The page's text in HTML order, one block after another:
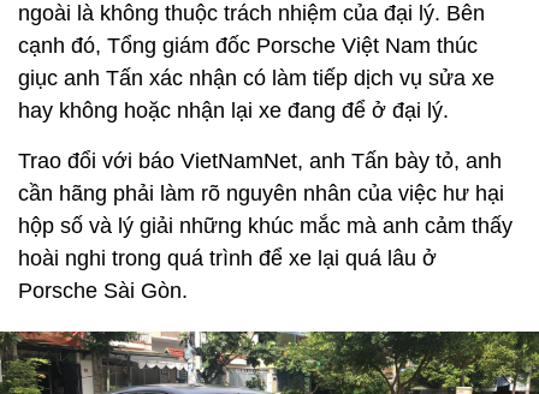
ngoài là không thuộc trách nhiệm của đại lý. Bên
cạnh đó, Tổng giám đốc Porsche Việt Nam thúc
giục anh Tấn xác nhận có làm tiếp dịch vụ sửa xe
hay không hoặc nhận lại xe đang để ở đại lý.
Trao đổi với báo VietNamNet, anh Tấn bày tỏ, anh
cần hãng phải làm rõ nguyên nhân của việc hư hại
hộp số và lý giải những khúc mắc mà anh cảm thấy
hoài nghi trong quá trình để xe lại quá lâu ở
Porsche Sài Gòn.